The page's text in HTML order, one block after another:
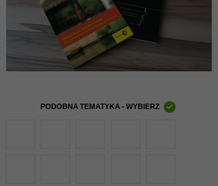
PODOBNA TEMATYKA - WYBIERZ